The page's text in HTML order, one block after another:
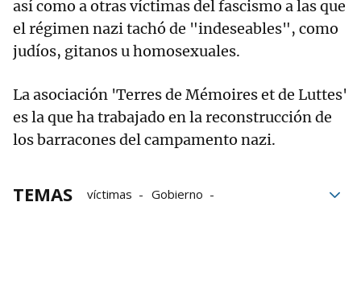
así como a otras víctimas del fascismo a las que
el régimen nazi tachó de "indeseables", como
judíos, gitanos u homosexuales.
La asociación 'Terres de Mémoires et de Luttes'
es la que ha trabajado en la reconstrucción de
los barracones del campamento nazi.
TEMAS víctimas
Gobierno